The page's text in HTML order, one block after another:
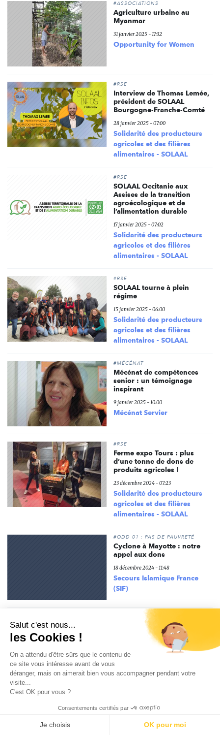
#ASSOCIATIONS
Agriculture urbaine au
Myanmar
31 janvier 2025 - 17:32
Opportunity for Women
#RSE
Interview de Thomas Lemée,
président de SOLAAL
Bourgogne-Franche-Comté
28 janvier 2025 - 07:00
Solidarité des producteurs
agricoles et des filières
alimentaires - SOLAAL
#RSE
SOLAAL Occitanie aux
Assises de la transition
agroécologique et de
l’alimentation durable
17 janvier 2025 - 07:02
Solidarité des producteurs
agricoles et des filières
alimentaires - SOLAAL
#RSE
SOLAAL tourne à plein
régime
15 janvier 2025 - 06:00
Solidarité des producteurs
agricoles et des filières
alimentaires - SOLAAL
#MÉCÉNAT
Mécénat de compétences
senior : un témoignage
inspirant
9 janvier 2025 - 10:00
Mécénat Servier
#RSE
Ferme expo Tours : plus
d’une tonne de dons de
produits agricoles !
23 décembre 2024 - 07:23
Solidarité des producteurs
agricoles et des filières
alimentaires - SOLAAL
#ODD 01 : PAS DE PAUVRETÉ
Cyclone à Mayotte : notre
appel aux dons
18 décembre 2024 - 11:48
Secours Islamique France
(SIF)
Les Assises Normandes Anti-
gaspi du RÉGAL sous le signe
de la solidarité agricole
16 décembre 2024 - 07:22
Solidarité des producteurs
agricoles et des filières
#MÉCÉNAT
alimentation : quels liens ?
Salut c'est nous...
les Cookies !
On a attendu d'être sûrs que le contenu de
ce site vous intéresse avant de vous
déranger, mais on aimerait bien vous accompagner pendant votre
visite...
C'est OK pour vous ?
Consentements certifiés par
Je choisis OK pour moi